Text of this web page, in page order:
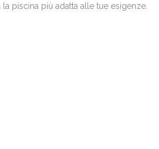
piscina più adatta alle tue esigenze.